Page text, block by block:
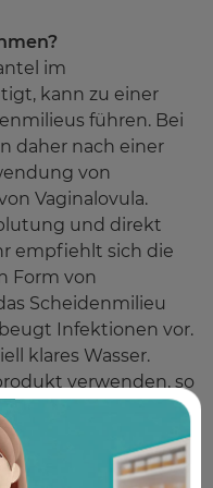
im
kann zu einer
führen. Bei
daher nach einer
von
Vaginalovula.
und direkt
empfiehlt sich die
Form von
Scheidenmilieu
Infektionen vor.
klares Wasser.
verwenden, so
nicht
diese Maßnahmen